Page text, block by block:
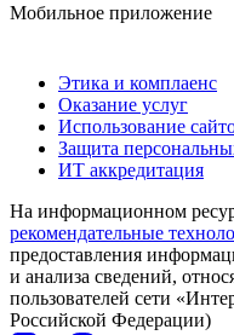
Мобильное приложение
Этика и комплаенс
Оказание услуг
Использование
Защита
ИТ аккредитация
На информационном
рекомендательные
предоставления
и анализа сведений,
пользователей сети
Российской Федерации)